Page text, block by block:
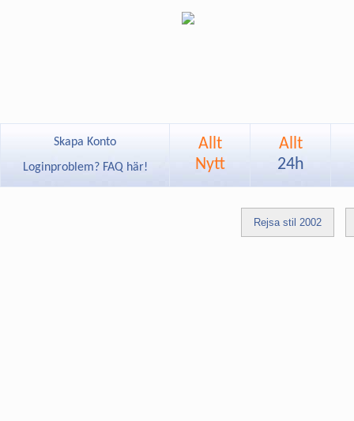
Skapa Konto
Loginproblem? FAQ här!
Allt
Nytt
Allt
24h
Rejsa stil 2002